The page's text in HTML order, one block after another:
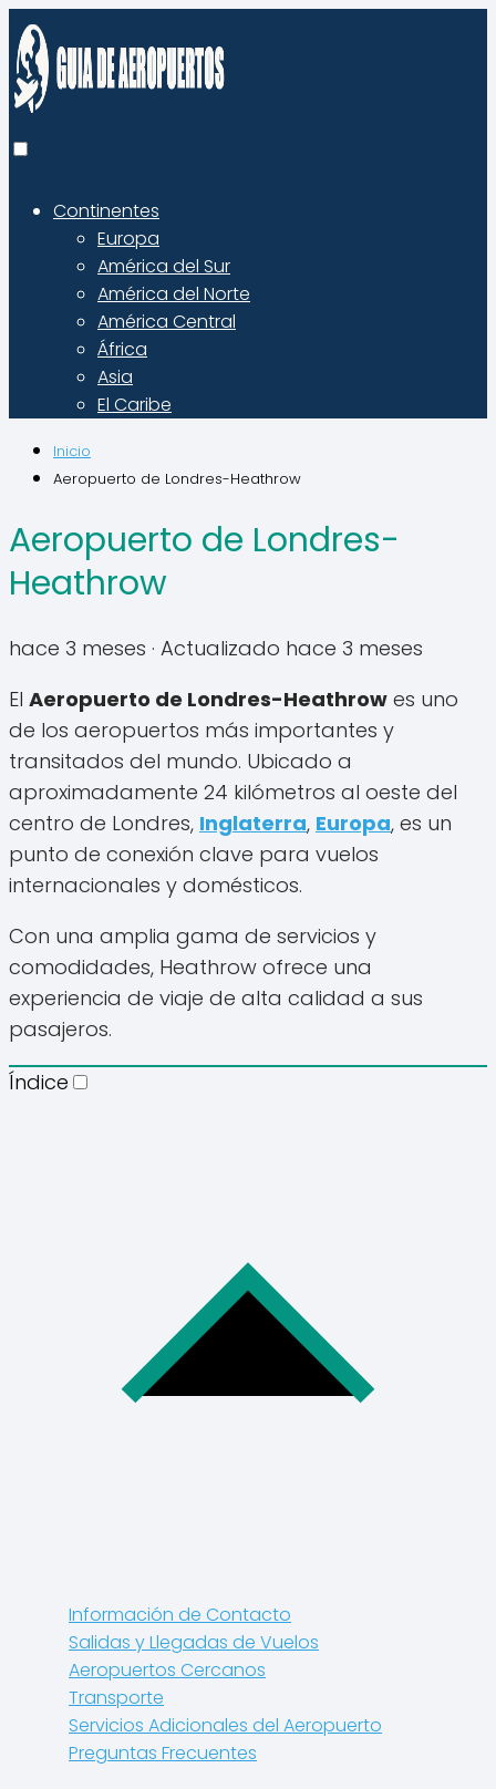
Continentes
Europa
América del Sur
América del Norte
América Central
África
Asia
El Caribe
Inicio
Aeropuerto de Londres-Heathrow
Aeropuerto de Londres-
Heathrow
hace 3 meses · Actualizado hace 3 meses
El Aeropuerto de Londres-Heathrow es uno
de los aeropuertos más importantes y
transitados del mundo. Ubicado a
aproximadamente 24 kilómetros al oeste del
centro de Londres, Inglaterra, Europa, es un
punto de conexión clave para vuelos
internacionales y domésticos.
Con una amplia gama de servicios y
comodidades, Heathrow ofrece una
experiencia de viaje de alta calidad a sus
pasajeros.
Índice
Información de Contacto
Salidas y Llegadas de Vuelos
Aeropuertos Cercanos
Transporte
Servicios Adicionales del Aeropuerto
Preguntas Frecuentes